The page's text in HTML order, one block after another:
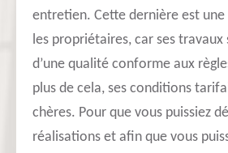
entretien. Cette dernière est
les propriétaires, car ses
d’une qualité conforme aux
plus de cela, ses conditions
chères. Pour que vous puissiez
réalisations et afin que vous